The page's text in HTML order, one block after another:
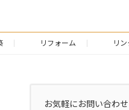
リフォーム リ
お気軽にお問い合わせ